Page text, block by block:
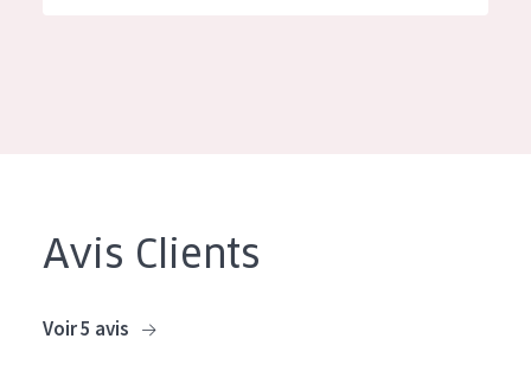
TYPE DE PRODUIT
Avis Clients
Voir 5 avis